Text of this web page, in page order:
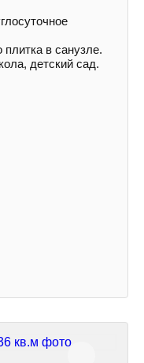
плитка в санузле.
детский сад.